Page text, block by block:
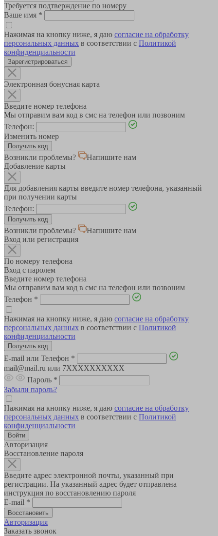
Требуется подтверждение по номеру
Ваше имя *
Нажимая на кнопку ниже, я даю согласие на обработку
персональных данных в соответствии с Политикой
конфиденциальности
Зарегистрироваться
Электронная бонусная карта
Введите номер телефона
Мы отправим вам код в смс на телефон или позвоним
Телефон:
Изменить номер
Возникли проблемы?
Напишите нам
Добавление карты
Для добавления карты введите номер телефона, указанный
при получении карты
Телефон:
Возникли проблемы?
Напишите нам
Вход или регистрация
По номеру телефона
Вход с паролем
Введите номер телефона
Мы отправим вам код в смс на телефон или позвоним
Телефон *
Нажимая на кнопку ниже, я даю согласие на обработку
персональных данных в соответствии с Политикой
конфиденциальности
E-mail или Телефон *
mail@mail.ru или 7XXXXXXXXXX
Пароль *
Забыли пароль?
Нажимая на кнопку ниже, я даю согласие на обработку
персональных данных в соответствии с Политикой
конфиденциальности
Авторизация
Восстановление пароля
Введите адрес электронной почты, указанный при
регистрации. На указанный адрес будет отправлена
инструкция по восстановлению пароля
E-mail *
Авторизация
Заказать звонок